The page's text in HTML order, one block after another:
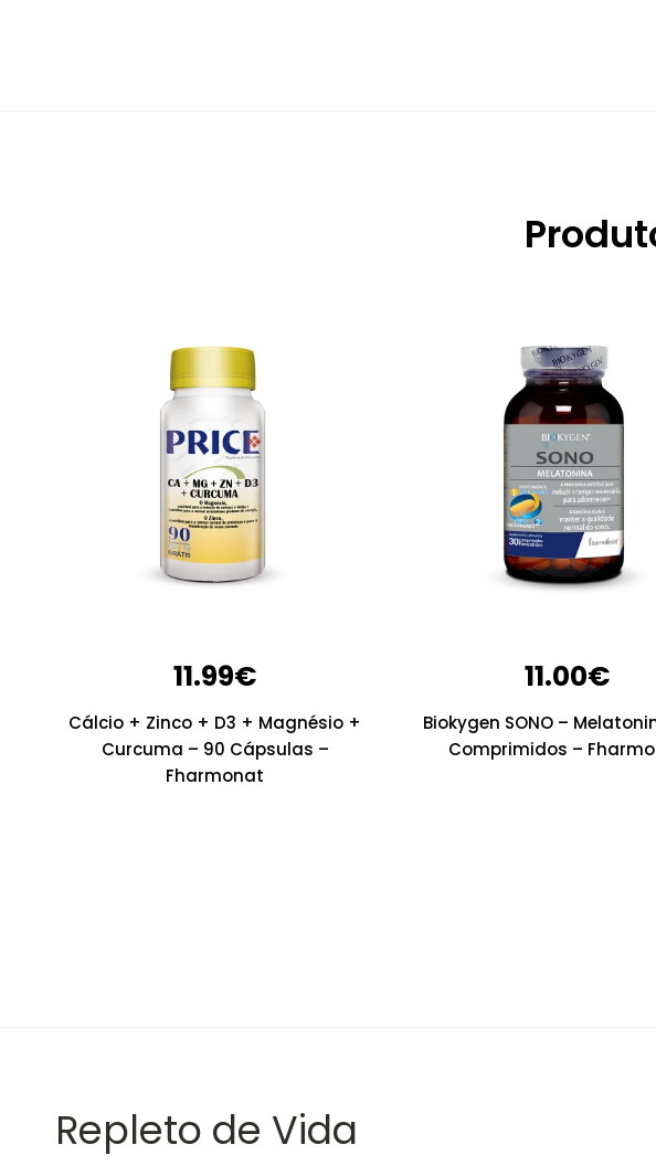
11.99€
Cálcio + Zinco + D3 + Magnésio +
Curcuma – 90 Cápsulas –
Fharmonat
11.00€
Biokygen SONO –
Comprimidos –
Repleto de Vida